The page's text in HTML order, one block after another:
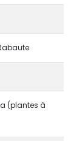
(plantes à